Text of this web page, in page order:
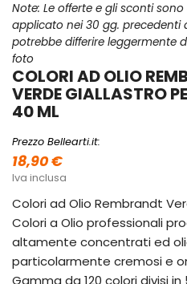
Note: Le offerte e gli sconti
applicato nei 30 gg. precedenti
potrebbe differire leggermente
foto
COLORI AD OLIO
VERDE GIALLASTRO
40 ML
Prezzo Bellearti.it:
18,90 €
Iva inclusa
Colori ad Olio Rembrandt
Colori a Olio professionali
altamente concentrati ed
particolarmente cremosi e